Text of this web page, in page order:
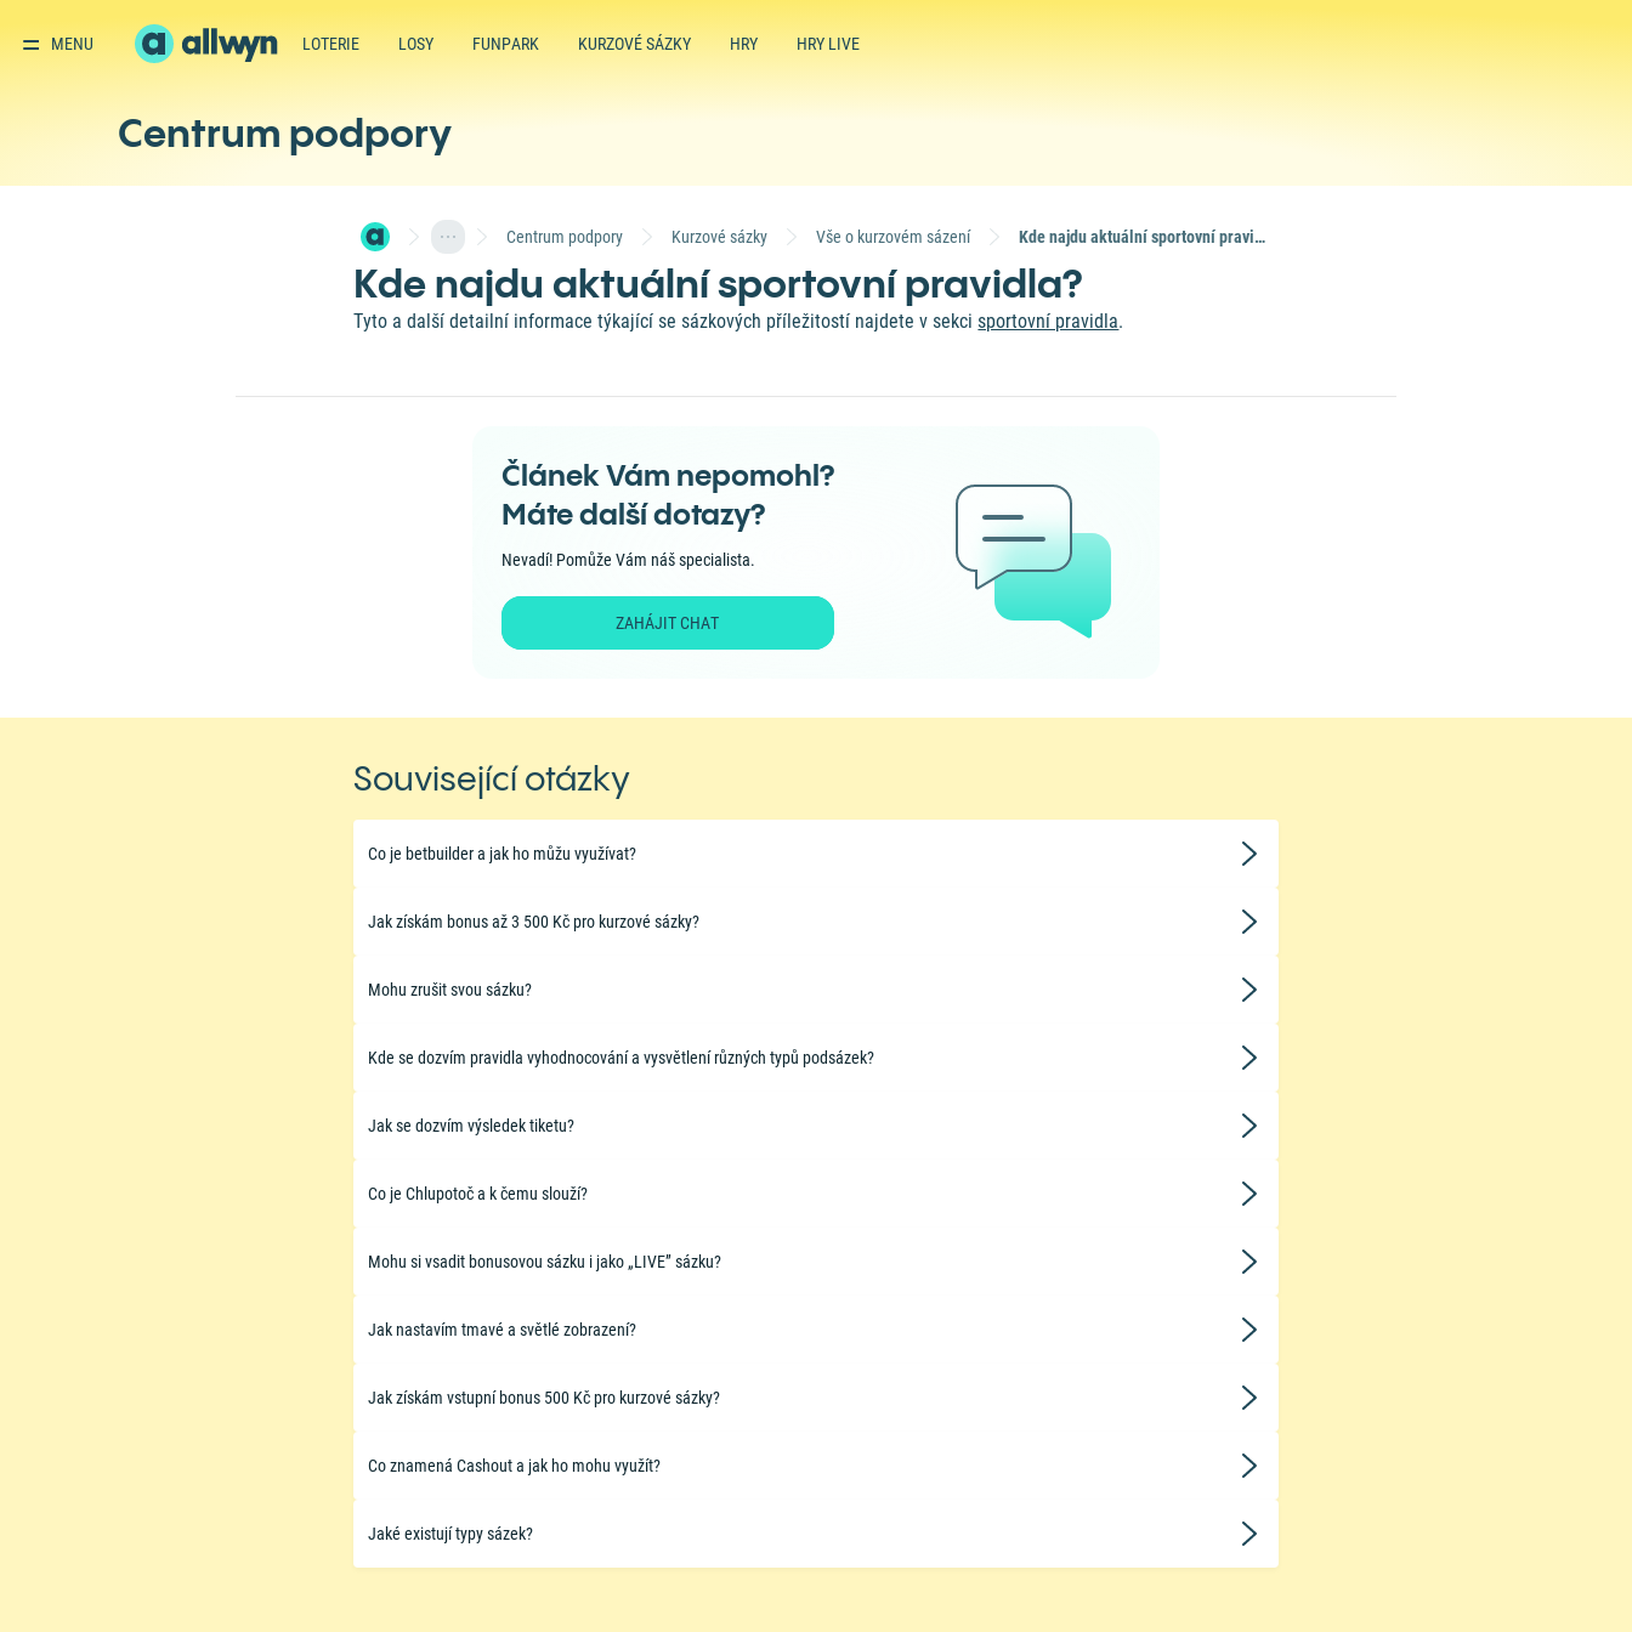
MENU LOTERIE LOSY FUNPARK KURZOVÉ SÁZKY HRY HRY LIVE
Centrum podpory
Centrum podpory Kurzové sázky Vše o kurzovém sázení Kde najdu aktuální sportovní pravidla?
Kde najdu aktuální sportovní pravidla?
Tyto a další detailní informace týkající se sázkových příležitostí najdete v sekcisportovní pravidla.
Článek Vám nepomohl?
Máte další dotazy?
Nevadí! Pomůže Vám náš specialista.
ZAHÁJIT CHAT
Související otázky
Co je betbuilder a jak ho můžu využívat?
Jak získám bonus až 3 500 Kč pro kurzové sázky?
Mohu zrušit svou sázku?
Kde se dozvím pravidla vyhodnocování a vysvětlení různých typů podsázek?
Jak se dozvím výsledek tiketu?
Co je Chlupotoč a k čemu slouží?
​Mohu si vsadit bonusovou sázku i jako „LIVE” sázku?
Jak nastavím tmavé a světlé zobrazení?
Jak získám vstupní bonus 500 Kč pro kurzové sázky?
Co znamená Cashout a jak ho mohu využít?
​Jaké existují typy sázek?